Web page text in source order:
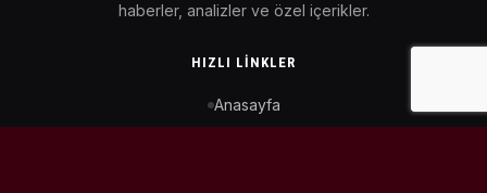
haberler, analizler ve özel içerikler.
HIZLI LINKLER
Anasayfa